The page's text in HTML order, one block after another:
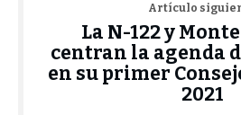
Artículo
La N-122 y
centran la agenda
en su primer
2021